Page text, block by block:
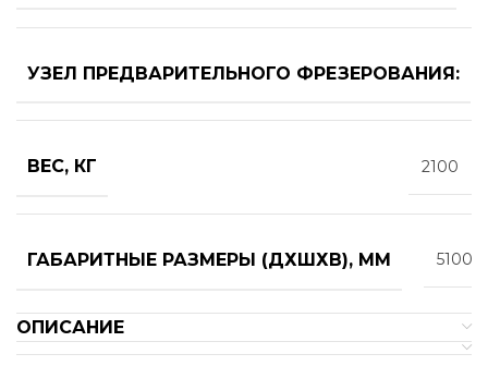
УЗЕЛ ПРЕДВАРИТЕЛЬНОГО ФРЕЗЕРОВАНИЯ:
ВЕС, КГ 2100
ГАБАРИТНЫЕ РАЗМЕРЫ (ДХШХВ), ММ
ОПИСАНИЕ